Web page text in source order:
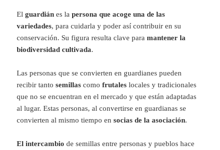
Elguardián es lapersona que acoge una de las
variedades, para cuidarla y poder así contribuir en su
conservación. Su figura resulta clave paramantener la
biodiversidad cultivada.
Las personas que se convierten en guardianes pueden
recibir tantosemillas comofrutales locales y tradicionales
que no se encuentran en el mercado y que están adaptadas
al lugar. Estas personas, al convertirse en guardianas se
convierten al mismo tiempo ensocias de la asociación.
El intercambio de semillas entre personas y pueblos hace